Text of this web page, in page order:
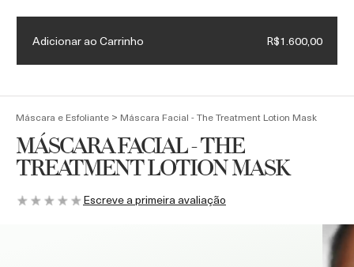
(0)
Máscara e Esfoliante > Máscara Facial - The Treatment Lotion Mask
MÁSCARA FACIAL - THE
TREATMENT LOTION MASK
Escreve a primeira avaliação
Adicionar ao Carrinho R$1.600,00